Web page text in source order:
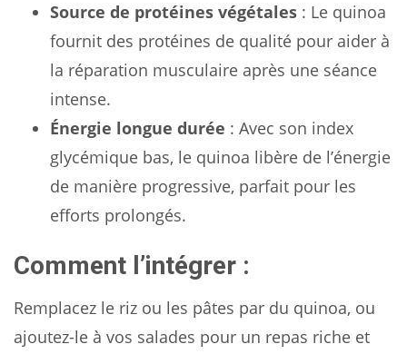
Source de protéines végétales : Le quinoa
fournit des protéines de qualité pour aider à
la réparation musculaire après une séance
intense.
Énergie longue durée : Avec son index
glycémique bas, le quinoa libère de l’énergie
de manière progressive, parfait pour les
efforts prolongés.
Comment l’intégrer :
Remplacez le riz ou les pâtes par du quinoa, ou
ajoutez-le à vos salades pour un repas riche et